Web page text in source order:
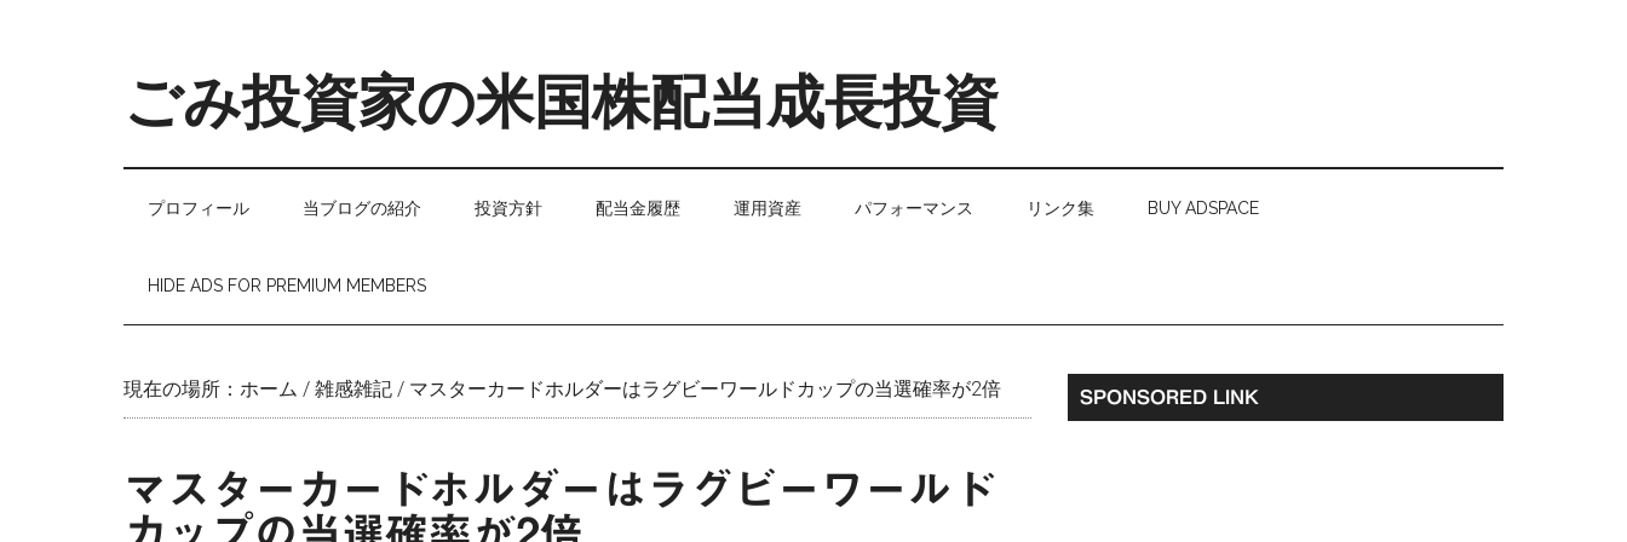
ごみ投資家の米国株配当成長投資
プロフィール 当ブログの紹介 投資方針 配当金履歴 運用資産 パフォーマンス リンク集 BUY ADSPACE
HIDE ADS FOR PREMIUM MEMBERS
現在の場所： ホーム / 雑感雑記 / マスターカードホルダーはラグビーワールドカップの当選確率が2倍
マスターカードホルダーはラグビーワールド
カップの当選確率が2倍
最
SPONSORED LINK